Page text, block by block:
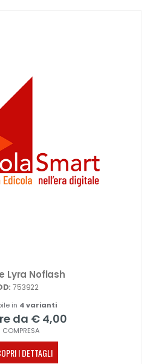
Lyra Noflash
753922
in 4 varianti
da € 4,00
COMPRESA
I DETTAGLI